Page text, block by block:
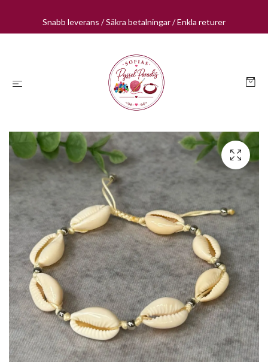
Snabb leverans / Säkra betalningar / Enkla returer